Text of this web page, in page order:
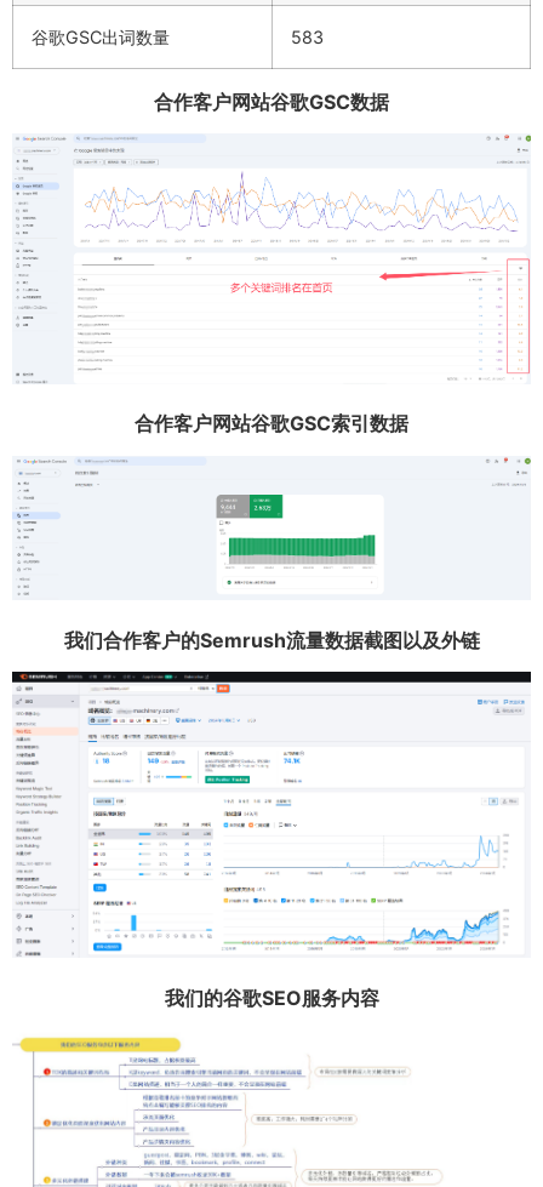
谷歌GSC出词数量 583
合作客户网站谷歌GSC数据
合作客户网站谷歌GSC索引数据
我们合作客户的Semrush流量数据截图以及外链
我们的谷歌SEO服务内容